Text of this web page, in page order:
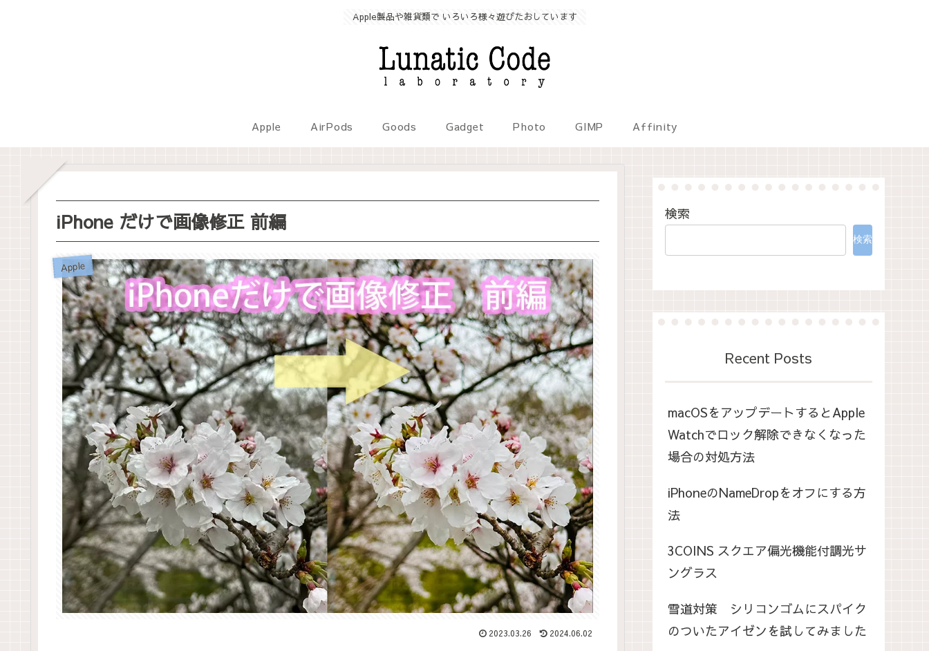
Apple製品や雑貨類で いろいろ様々遊びたおしています
Apple AirPods Goods Gadget Photo GIMP Affinity
iPhone だけで画像修正 前編
Apple
2023.03.26 2024.06.02
検索
検索
Recent Posts
macOSをアップデートするとApple
Watchでロック解除できなくなった
場合の対処方法
iPhoneのNameDropをオフにする方
法
3COINS スクエア偏光機能付調光サ
ングラス
雪道対策 シリコンゴムにスパイク
のついたアイゼンを試してみました